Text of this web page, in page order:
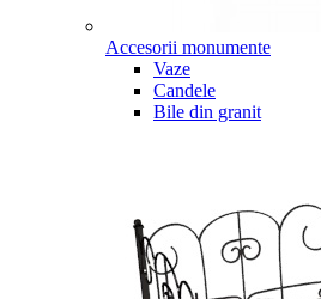
Accesorii monumente
Vaze
Candele
Bile din granit